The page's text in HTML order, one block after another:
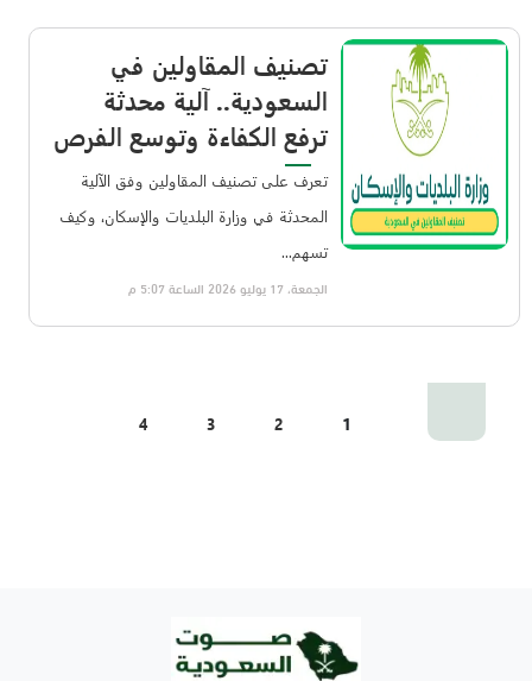
تصنيف المقاولين في
السعودية.. آلية محدثة
ترفع الكفاءة وتوسع الفرص
تعرف على تصنيف المقاولين وفق الآلية
المحدثة في وزارة البلديات والإسكان، وكيف
تسهم...
الجمعة، 17 يوليو 2026 الساعة 5:07 م
1
2
3
4